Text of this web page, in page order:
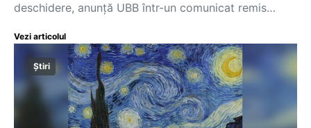
deschidere, anunță UBB într-un comunicat remis…
Vezi articolul
Știri